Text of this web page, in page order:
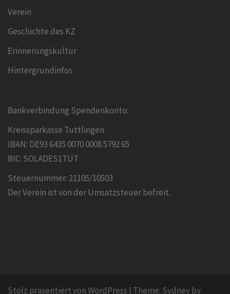
Verein
Geschichte des KZ
Erinnerungskultur
Hintergrundinfos
Bankverbindung Spendenkonto:
Kreissparkasse Tuttlingen
IBAN: DE93 6435 0070 0008 5792 65
BIC: SOLADES1TUT
Steuernummer: 21105/10503
Der Verein ist von der Umsatzsteuer befreit.
Stolz präsentiert von WordPress | Theme: Sydney by